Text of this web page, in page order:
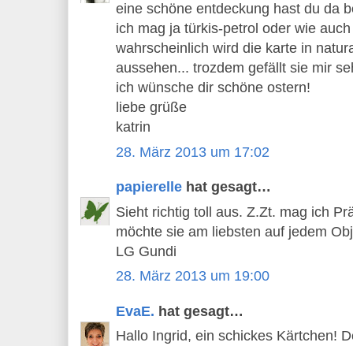
eine schöne entdeckung hast du da
ich mag ja türkis-petrol oder wie
wahrscheinlich wird die karte in
aussehen... trozdem gefällt sie mir
ich wünsche dir schöne ostern!
liebe grüße
katrin
28. März 2013 um 17:02
papierelle hat gesagt…
Sieht richtig toll aus. Z.Zt. mag ich
möchte sie am liebsten auf jedem
LG Gundi
28. März 2013 um 19:00
EvaE. hat gesagt…
Hallo Ingrid, ein schickes Kärtchen!